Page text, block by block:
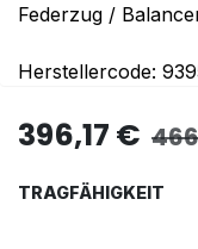
Federzug /
Herstellercode:
396,17 €
TRAGFÄHIGKEIT